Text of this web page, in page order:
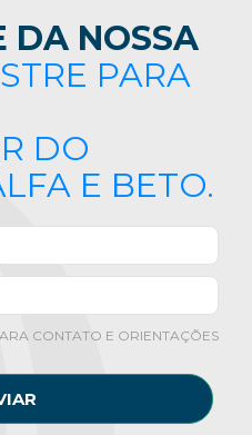
DA NOSSA
PARA
DO
E BETO.
CONTATO E ORIENTAÇÕES